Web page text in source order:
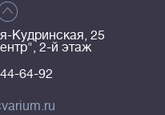
Кудринская, 25
2-й этаж
64-92